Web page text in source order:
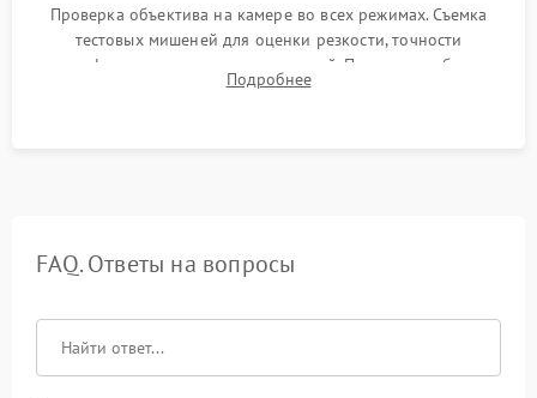
Проверка объектива на камере во всех режимах. Съемка
тестовых мишеней для оценки резкости, точности
автофокуса и отсутствия искажений. Проверка работы
диафрагмы на закрытых значениях и тестирование
Подробнее
FAQ. Ответы на вопросы